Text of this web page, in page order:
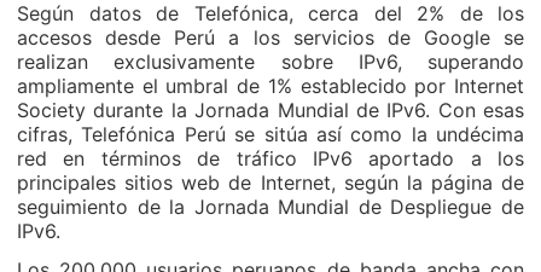
Según datos de Telefónica, cerca del 2% de los
accesos desde Perú a los servicios de Google se
realizan exclusivamente sobre IPv6, superando
ampliamente el umbral de 1% establecido por Internet
Society durante la Jornada Mundial de IPv6. Con esas
cifras, Telefónica Perú se sitúa así como la undécima
red en términos de tráfico IPv6 aportado a los
principales sitios web de Internet, según la página de
seguimiento de la Jornada Mundial de Despliegue de
IPv6.